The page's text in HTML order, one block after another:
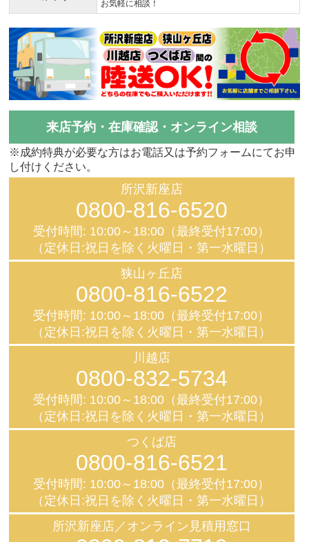
お気軽に相談！
来店予約・在庫確認・オンライン相談
※成約特典が必要な方はお電話又は予約フォームにてお申
し付けください。
所沢新座店
0800-816-6520
受付時間: 10:00～18:00（最終受付17:00）
（定休日:祝日を除く火曜日・第一水曜日）
狭山ヶ丘店
0800-816-6522
受付時間: 10:00～18:00（最終受付17:00）
（定休日:祝日を除く火曜日・第一水曜日）
川越店
0800-832-5734
受付時間: 10:00～18:00（最終受付17:00）
（定休日:祝日を除く火曜日・第一水曜日）
つくば店
0800-816-6521
受付時間: 10:00～18:00（最終受付17:00）
（定休日:祝日を除く火曜日・第一水曜日）
所沢新座店／オンライン見積用窓口